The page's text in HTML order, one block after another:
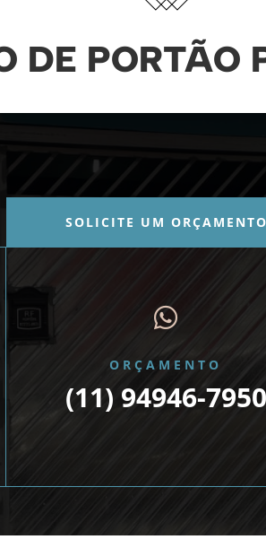
DE PORTÃO
SOLICITE UM ORÇAMENTO

ORÇAMENTO
(11) 94946-7950